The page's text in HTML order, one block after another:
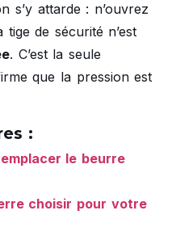
s’y attarde : n’ouvrez
de sécurité n’est
. C’est la seule
que la pression est
:
le beurre
choisir pour votre